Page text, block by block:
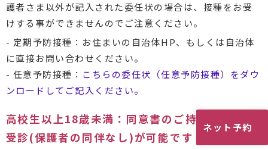
ネット予約
護者さま以外が記入された委任状の場合は、接種をお受
けする事ができませんのでご注意ください。
- 定期予防接種：お住まいの自治体HP、もしくは自治体
に直接お問い合わせください。
- 任意予防接種： こちらの委任状（任意予防接種）をダウ
ンロードしてご記入ください。
高校生以上18歳未満：同意書のご持参で、単独
受診(保護者の同伴なし)が可能です